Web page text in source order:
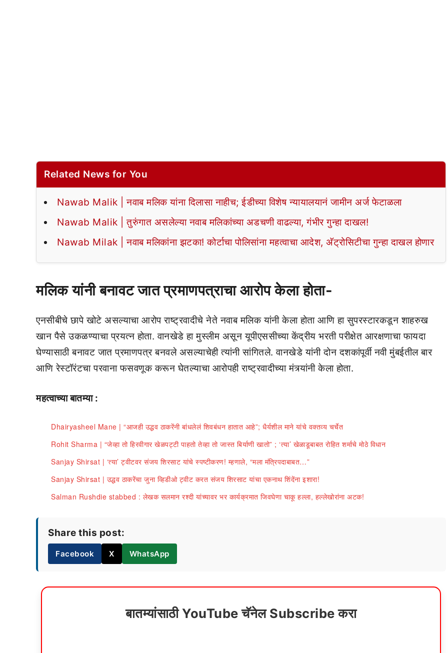
Related News for You
Nawab Malik | नवाब मलिक यांना दिलासा नाहीच; ईडीच्या विशेष न्यायालयानं जामीन अर्ज फेटाळला
Nawab Malik | तुरुंगात असलेल्या नवाब मलिकांच्या अडचणी वाढल्या, गंभीर गुन्हा दाखल!
Nawab Milak | नवाब मलिकांना झटका! कोर्टाचा पोलिसांना महत्वाचा आदेश, अ‍ॅट्रोसिटीचा गुन्हा दाखल होणार
मलिक यांनी बनावट जात प्रमाणपत्राचा आरोप केला होता-
एनसीबीचे छापे खोटे असल्याचा आरोप राष्ट्रवादीचे नेते नवाब मलिक यांनी केला होता आणि हा सुपरस्टारकडून शाहरुख
खान पैसे उकळण्याचा प्रयत्न होता. वानखेडे हा मुस्लीम असून यूपीएससीच्या केंद्रीय भरती परीक्षेत आरक्षणाचा फायदा
घेण्यासाठी बनावट जात प्रमाणपत्र बनवले असल्याचेही त्यांनी सांगितले. वानखेडे यांनी दोन दशकांपूर्वी नवी मुंबईतील बार
आणि रेस्टॉरंटचा परवाना फसवणूक करून घेतल्याचा आरोपही राष्ट्रवादीच्या मंत्र्यांनी केला होता.
महत्वाच्या बातम्या :
Dhairyasheel Mane | “आजही उद्धव ठाकरेंनी बांधलेलं शिवबंधन हातात आहे”; धैर्यशील माने यांचे वक्तव्य चर्चेत
Rohit Sharma | “जेव्हा तो हिरवीगार खेळपट्टी पाहतो तेव्हा तो जास्त बिर्याणी खातो” ; ‘त्या’ खेळाडूबाबत रोहित शर्माचे मोठे विधान
Sanjay Shirsat | ‘त्या’ ट्वीटवर संजय शिरसाट यांचे स्पष्टीकरण! म्हणाले, “मला मंत्रिपदाबाबत…”
Sanjay Shirsat | उद्धव ठाकरेंचा जुना व्हिडीओ ट्वीट करत संजय शिरसाट यांचा एकनाथ शिंदेंना इशारा!
Salman Rushdie stabbed : लेखक सलमान रश्दी यांच्यावर भर कार्यक्रमात जिवघेणा चाकू हल्ला, हल्लेखोरांना अटक!
Share this post:
Facebook X WhatsApp
बातम्यांसाठी YouTube चॅनेल Subscribe करा